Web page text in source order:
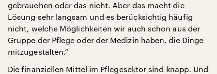
gebrauchen oder das nicht. Aber das macht die
Lösung sehr langsam und es berücksichtig häufig
nicht, welche Möglichkeiten wir auch schon aus der
Gruppe der Pflege oder der Medizin haben, die Dinge
mitzugestalten.“
Die finanziellen Mittel im Pflegesektor sind knapp. Und